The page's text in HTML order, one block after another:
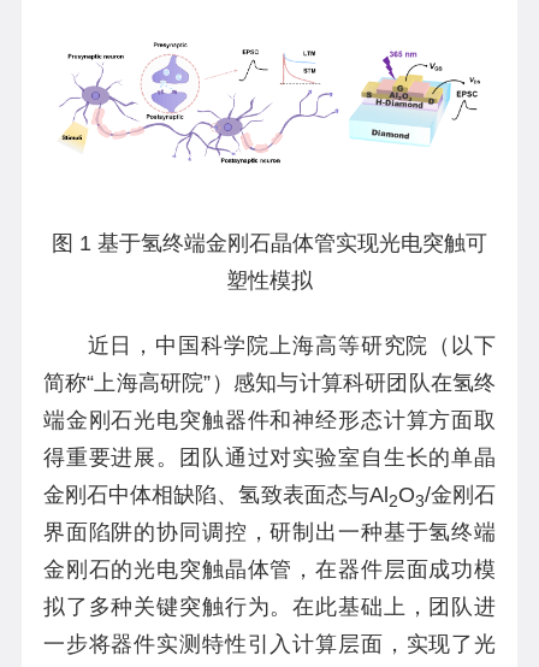
图 1 基于氢终端金刚石晶体管实现光电突触可
塑性模拟
近日，中国科学院上海高等研究院（以下
简称“上海高研院”）感知与计算科研团队在氢终
端金刚石光电突触器件和神经形态计算方面取
得重要进展。团队通过对实验室自生长的单晶
金刚石中体相缺陷、氢致表面态与Al2O3/金刚石
界面陷阱的协同调控，研制出一种基于氢终端
金刚石的光电突触晶体管，在器件层面成功模
拟了多种关键突触行为。在此基础上，团队进
一步将器件实测特性引入计算层面，实现了光